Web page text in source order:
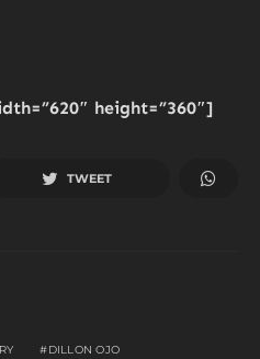
height=”360″]
TWEET
DILLON OJO